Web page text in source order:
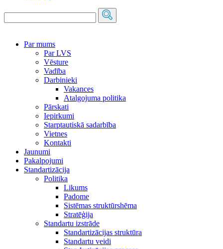
Par mums
Par LVS
Vēsture
Vadība
Darbinieki
Vakances
Atalgojuma politika
Pārskati
Iepirkumi
Starptautiskā sadarbība
Vietnes
Kontakti
Jaunumi
Pakalpojumi
Standartizācija
Politika
Likums
Padome
Sistēmas struktūrshēma
Stratēģija
Standartu izstrāde
Standartizācijas struktūra
Standartu veidi